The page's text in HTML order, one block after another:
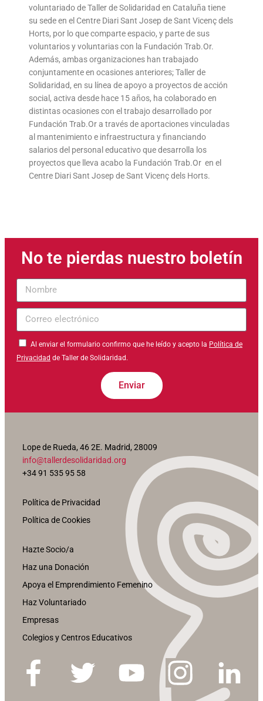
voluntariado de Taller de Solidaridad en Cataluña tiene
su sede en el Centre Diari Sant Josep de Sant Vicenç dels
Horts, por lo que comparte espacio, y parte de sus
voluntarios y voluntarias con la Fundación Trab.Or.
Además, ambas organizaciones han trabajado
conjuntamente en ocasiones anteriores; Taller de
Solidaridad, en su línea de apoyo a proyectos de acción
social, activa desde hace 15 años, ha colaborado en
distintas ocasiones con el trabajo desarrollado por
Fundación Trab.Or a través de aportaciones vinculadas
al mantenimiento e infraestructura y financiando
salarios del personal educativo que desarrolla los
proyectos que lleva acabo la Fundación Trab.Or en el
Centre Diari Sant Josep de Sant Vicenç dels Horts.
No te pierdas nuestro boletín
Nombre
Correo
Al enviar el formulario confirmo que he leído y acepto la Política de
Privacidad de Taller de Solidaridad.
Enviar
Lope de Rueda, 46 2E. Madrid, 28009
info@tallerdesolidaridad.org
+34 91 535 95 58
Política de Privacidad
Política de Cookies
Hazte Socio/a
Haz una Donación
Apoya el Emprendimiento Femenino
Haz Voluntariado
Empresas
Colegios y Centros Educativos